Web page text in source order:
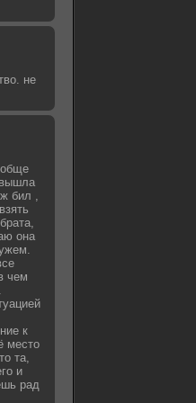
не
бил ,
она
чем
к
место
та,
и
рад